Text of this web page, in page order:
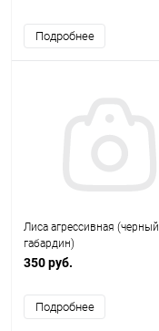
Подробнее
Лиса агрессивная (черный
габардин)
350 руб.
Подробнее